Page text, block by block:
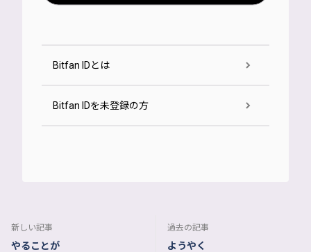
Bitfan IDとは
Bitfan IDを未登録の方
新しい記事
やることが
過去の記事
ようやく